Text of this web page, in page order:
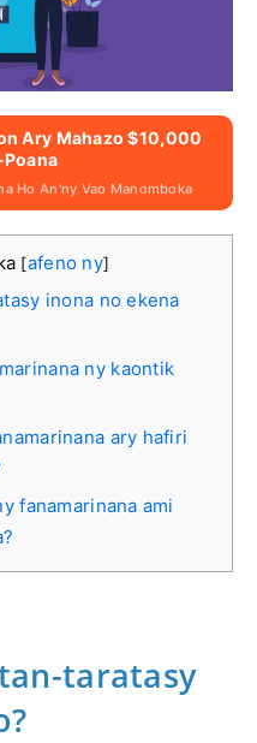
Ary Mahazo $10,000
Ho An'ny Vao Manomboka
[afeno ny]
inona no ekena
ny kaontik
ary hafiri
fanamarinana ami
taratasy